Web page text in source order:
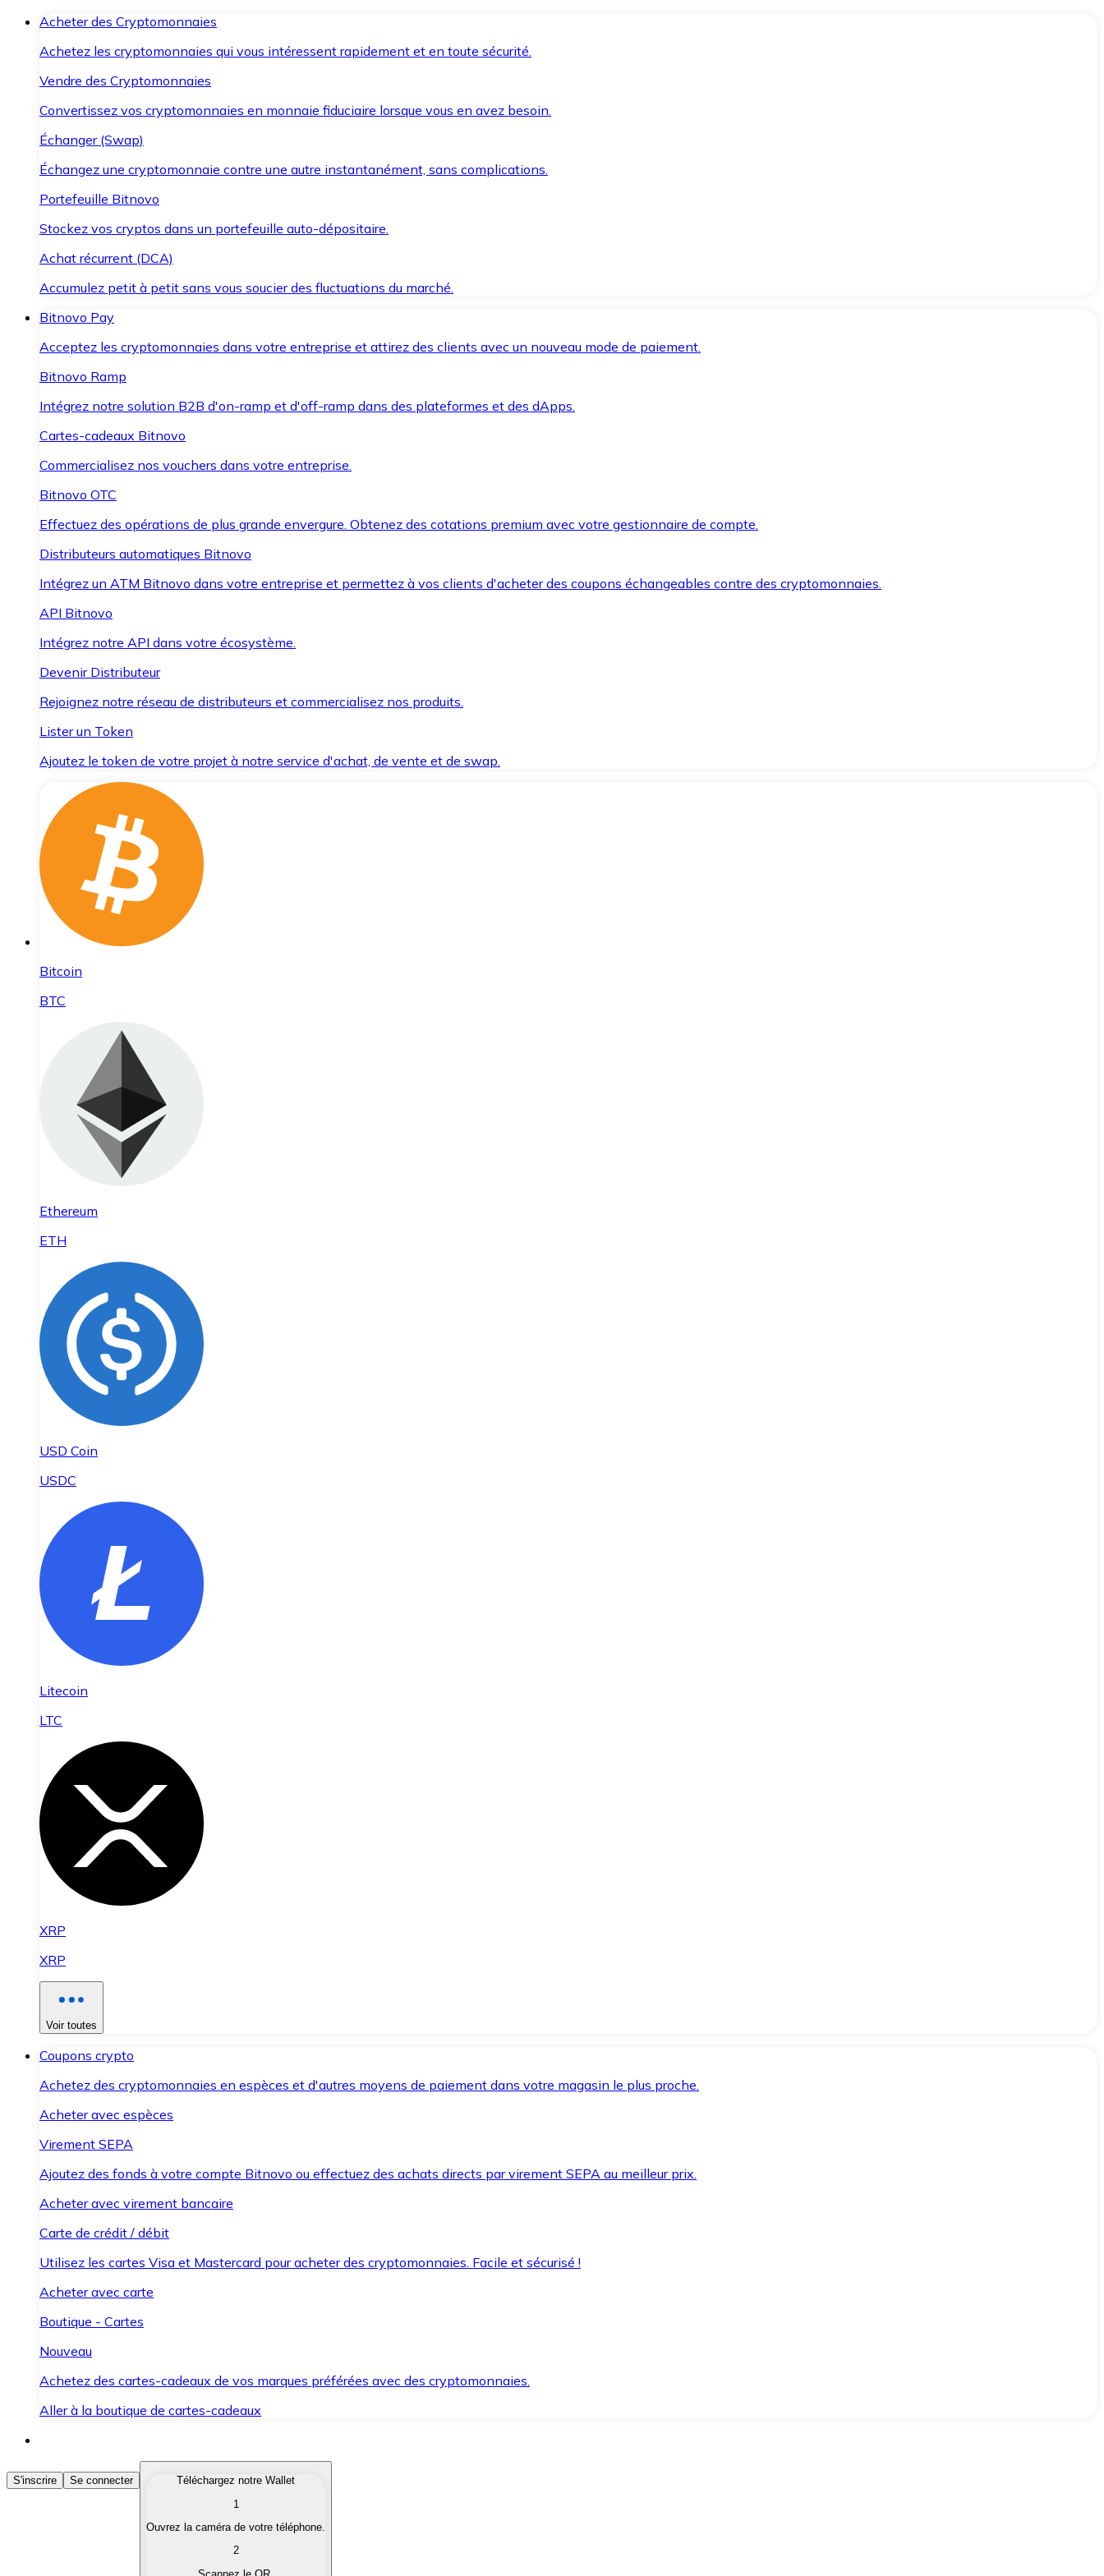
Acheter des Cryptomonnaies
Achetez les cryptomonnaies qui vous intéressent rapidement et en toute sécurité.
Vendre des Cryptomonnaies
Convertissez vos cryptomonnaies en monnaie fiduciaire lorsque vous en avez besoin.
Échanger (Swap)
Échangez une cryptomonnaie contre une autre instantanément, sans complications.
Portefeuille Bitnovo
Stockez vos cryptos dans un portefeuille auto-dépositaire.
Achat récurrent (DCA)
Accumulez petit à petit sans vous soucier des fluctuations du marché.
Bitnovo Pay
Acceptez les cryptomonnaies dans votre entreprise et attirez des clients avec un nouveau mode de paiement.
Bitnovo Ramp
Intégrez notre solution B2B d'on-ramp et d'off-ramp dans des plateformes et des dApps.
Cartes-cadeaux Bitnovo
Commercialisez nos vouchers dans votre entreprise.
Bitnovo OTC
Effectuez des opérations de plus grande envergure. Obtenez des cotations premium avec votre gestionnaire de compte.
Distributeurs automatiques Bitnovo
Intégrez un ATM Bitnovo dans votre entreprise et permettez à vos clients d'acheter des coupons échangeables contre des cryptomonnaies.
API Bitnovo
Intégrez notre API dans votre écosystème.
Devenir Distributeur
Rejoignez notre réseau de distributeurs et commercialisez nos produits.
Lister un Token
Ajoutez le token de votre projet à notre service d'achat, de vente et de swap.
Bitcoin
BTC
Ethereum
ETH
USD Coin
USDC
Litecoin
LTC
XRP
XRP
Voir toutes
Coupons crypto
Achetez des cryptomonnaies en espèces et d'autres moyens de paiement dans votre magasin le plus proche.
Acheter avec espèces
Virement SEPA
Ajoutez des fonds à votre compte Bitnovo ou effectuez des achats directs par virement SEPA au meilleur prix.
Acheter avec virement bancaire
Carte de crédit / débit
Utilisez les cartes Visa et Mastercard pour acheter des cryptomonnaies. Facile et sécurisé !
Acheter avec carte
Boutique - Cartes
Nouveau
Achetez des cartes-cadeaux de vos marques préférées avec des cryptomonnaies.
Aller à la boutique de cartes-cadeaux
Acheter des Cryptomonnaies
Achetez les cryptomonnaies qui vous intéressent rapidement et en toute sécurité.
Convertissez vos cryptomonnaies en monnaie fiduciaire lorsque vous en avez besoin.
S'inscrire Se connecter
Téléchargez notre Wallet
1
Ouvrez la caméra de votre téléphone.
2